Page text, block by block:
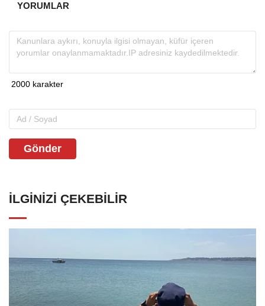
YORUMLAR
Gönder
İLGINIZI ÇEKEBILIR